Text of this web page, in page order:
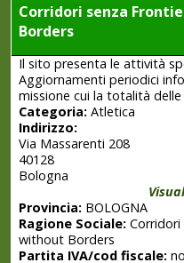
Corridori senza
Borders
Il sito presenta le attività
Aggiornamenti periodici
missione cui la totalità
Categoria:Atletica
Indirizzo:
Via Massarenti 208
40128
Bologna
Provincia:BOLOGNA
Ragione Sociale:Corridori
without Borders
Partita IVA/cod fiscale: